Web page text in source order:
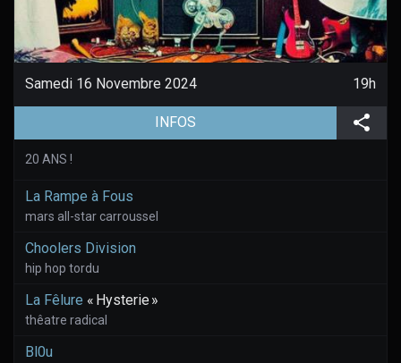
Samedi 16 Novembre 2024 19h
INFOS (aller à la page de l'évènement)
20 ANS !
La Rampe à Fous
mars all-star carroussel
Choolers Division
hip hop tordu
La Fêlure « Hysterie »
thêatre radical
Bl0u